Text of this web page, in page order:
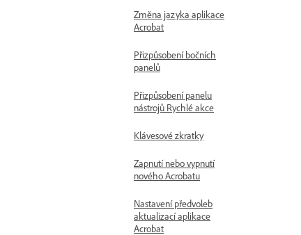
Změna jazyka aplikace
Acrobat
Přizpůsobení bočních
panelů
Přizpůsobení panelu
nástrojů Rychlé akce
Klávesové zkratky
Zapnutí nebo vypnutí
nového Acrobatu
Nastavení předvoleb
aktualizací aplikace
Acrobat